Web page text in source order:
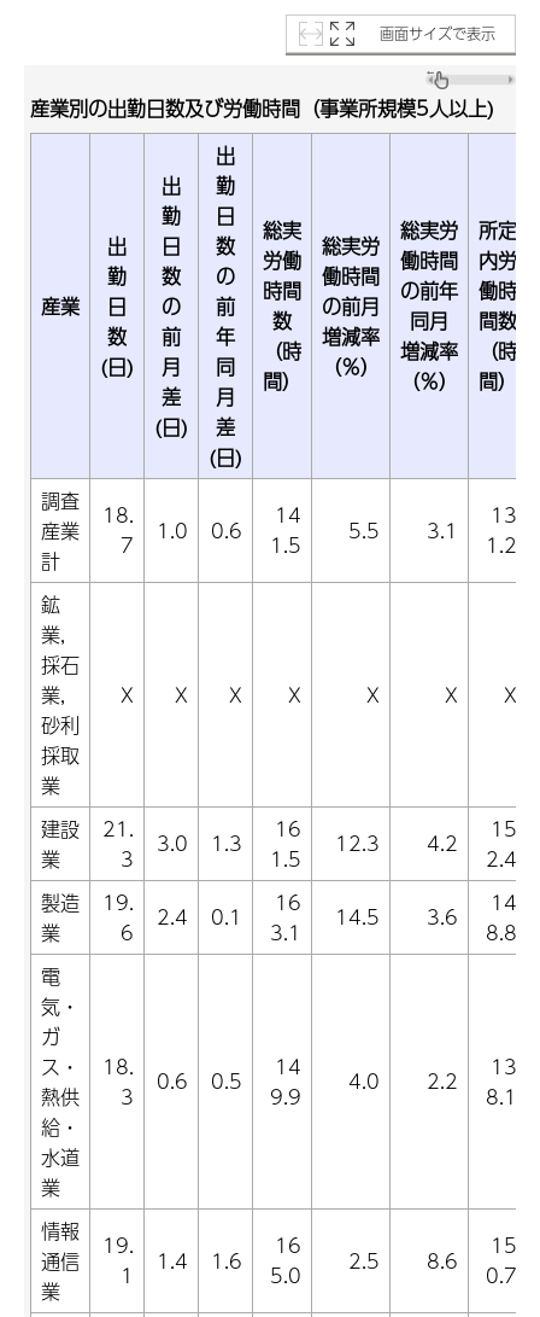
画面サイズで表示
産業別の出勤日数及び労働時間（事業所規模5人以上)
産業
出
勤
日
数
(日)
出
勤
日
数
の
前
月
差
(日)
出
勤
日
数
の
前
年
同
月
差
(日)
総実
労働
時間
数
（時
間）
総実労
働時間
の前月
増減率
（％）
総実労
働時間
の前年
同月
増減率
（％）
所定
内労
働時
間数
（時
間）
調査
産業
計
18.
7
1.0 0.6
14
1.5
5.5 3.1
13
1.2
鉱
業,
採石
業,
砂利
採取
業
X X X X X X X
建設
業
21.
3
3.0 1.3
16
1.5
12.3 4.2
15
2.4
製造
業
19.
6
2.4 0.1
16
3.1
14.5 3.6
14
8.8
電
気・
ガ
ス・
熱供
給・
水道
業
18.
3
0.6 0.5
14
9.9
4.0 2.2
13
8.1
情報
通信
業
19.
1
1.4 1.6
16
5.0
2.5 8.6
15
0.7